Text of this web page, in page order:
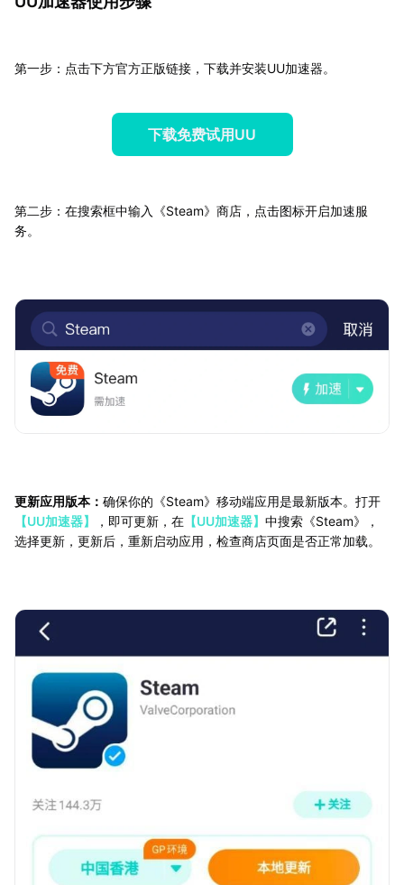
第一步：点击下方官方正版链接，下载并安装UU加速器。
下载免费试用UU
第二步：在搜索框中输入《Steam》商店，点击图标开启加速服
务。
更新应用版本： 确保你的《Steam》移动端应用是最新版本。打开
【UU加速器】
，即可更新，在 【UU加速器】 中搜索《Steam》，
选择更新，更新后，重新启动应用，检查商店页面是否正常加载。